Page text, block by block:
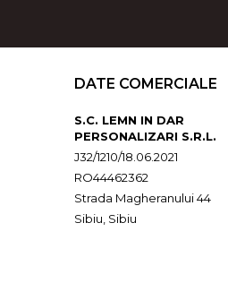
DATE COMERCIALE
S.C. LEMN IN DAR
PERSONALIZARI S.R.L.
J32/1210/18.06.2021
RO44462362
Strada Magheranului 44
Sibiu, Sibiu